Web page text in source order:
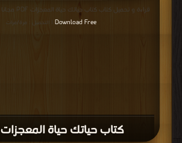
كتاب حياتك حياة المعجزات PDF
قراءة و تحميل كتاب كتاب حياتك حياة المعجزات PDF مجانا | مكتبة >
Download Free
| التحميل : مرة/مرات